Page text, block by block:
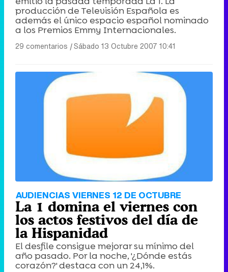
producción de Televisión Española es
además el único espacio español nominado
a los Premios Emmy Internacionales.
29 comentarios |Sábado 13 Octubre 2007 10:41
AUDIENCIAS VIERNES 12 DE OCTUBRE
La 1 domina el viernes con
los actos festivos del día de
la Hispanidad
El desfile consigue mejorar su mínimo del
año pasado. Por la noche, '¿Dónde estás
corazón?' destaca con un 24,1%.